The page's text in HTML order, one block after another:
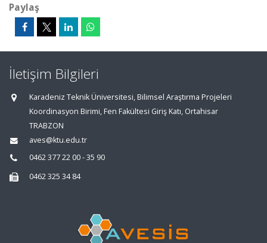
Paylaş
İletişim Bilgileri
Karadeniz Teknik Üniversitesi, Bilimsel Araştırma Projeleri
Koordinasyon Birimi, Fen Fakültesi Giriş Katı, Ortahisar
TRABZON
aves@ktu.edu.tr
0462 377 22 00 - 35 90
0462 325 34 84